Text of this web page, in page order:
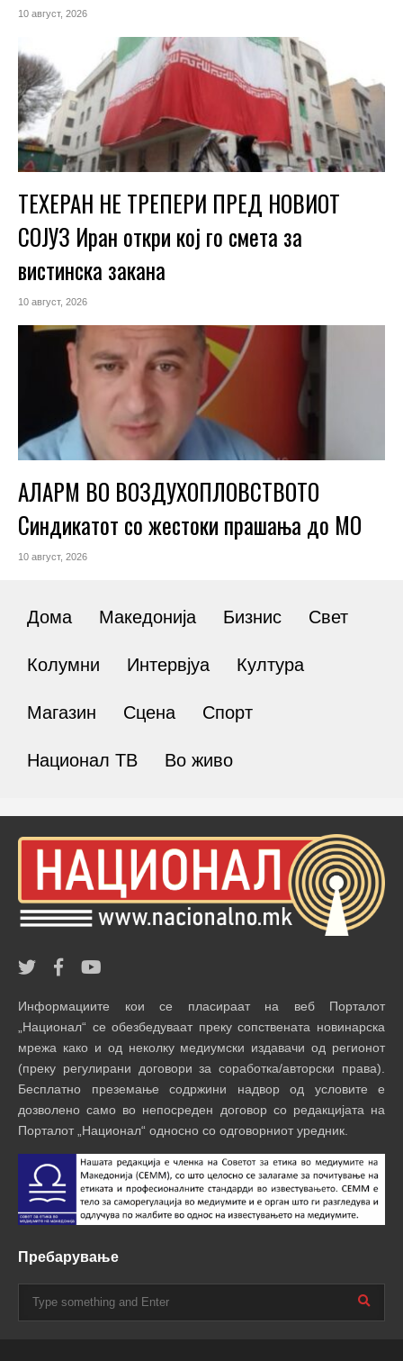
10 август, 2026
ТЕХЕРАН НЕ ТРЕПЕРИ ПРЕД НОВИОТ
СОЈУЗ Иран откри кој го смета за
вистинска закана
10 август, 2026
АЛАРМ ВО ВОЗДУХОПЛОВСТВОТО
Синдикатот со жестоки прашања до МО
10 август, 2026
Дома Македонија Бизнис Свет
Колумни Интервјуа Култура
Магазин Сцена Спорт
Национал ТВ Во живо
Информациите кои се пласираат на веб Порталот
„Национал“ се обезбедуваат преку сопствената новинарска
мрежа како и од неколку медиумски издавачи од регионот
(преку регулирани договори за соработка/авторски права).
Бесплатно преземање содржини надвор од условите е
дозволено само во непосреден договор со редакцијата на
Порталот „Национал“ односно со одговорниот уредник.
Пребарување